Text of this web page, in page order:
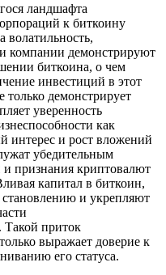
ландшафта
к биткоину
волатильность,
компании демонстрируют
биткоина, о чем
инвестиций в этот
демонстрирует
уверенность
как
интерес и рост вложений
убедительным
и признания криптовалют
капитал в биткоин,
становлению и укрепляют
Такой приток
выражает доверие к
его статуса.